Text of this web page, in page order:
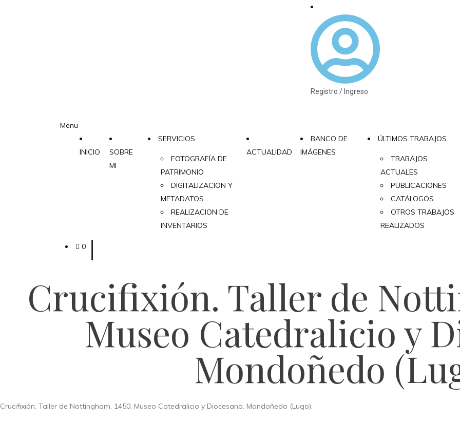
Registro / Ingreso
Menu
INICIO
SOBRE
MI
SERVICIOS
FOTOGRAFÍA DE
PATRIMONIO
DIGITALIZACION Y
METADATOS
REALIZACION DE
INVENTARIOS
ACTUALIDAD
BANCO DE
IMÁGENES
ÚLTIMOS TRABAJOS
TRABAJOS
ACTUALES
PUBLICACIONES
CATÁLOGOS
OTROS TRABAJOS
REALIZADOS
0
Crucifixión. Taller de
Museo Catedralicio y
Mondoñedo
Crucifixión. Taller de Nottingham. 1450. Museo Catedralicio y Diocesano. Mondoñedo (Lugo).